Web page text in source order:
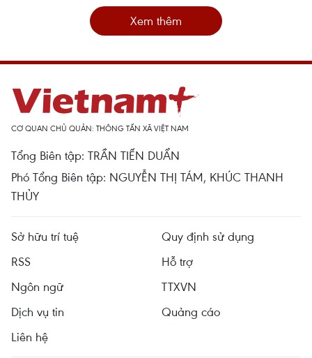
Xem thêm
CƠ QUAN CHỦ QUẢN: THÔNG TẤN XÃ VIỆT NAM
Tổng Biên tập: TRẦN TIẾN DUẨN
Phó Tổng Biên tập: NGUYỄN THỊ TÁM, KHÚC THANH
THỦY
Sở hữu trí tuệ
Quy định sử dụng
RSS
Hỗ trợ
Ngôn ngữ
TTXVN
Dịch vụ tin
Quảng cáo
Liên hệ